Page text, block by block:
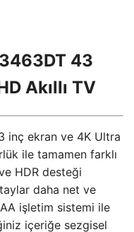
43
Akıllı TV
inç ekran ve 4K Ultra
ile tamamen farklı
HDR desteği
daha net ve
işletim sistemi ile
içeriğe sezgisel